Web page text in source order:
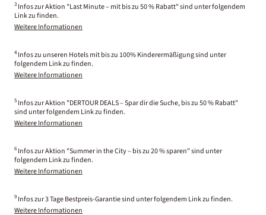
3 Infos zur Aktion "Last Minute – mit bis zu 50 % Rabatt" sind unter folgendem
Link zu finden.
Weitere Informationen
4 Infos zu unseren Hotels mit bis zu 100% Kinderermäßigung sind unter
folgendem Link zu finden.
Weitere Informationen
5 Infos zur Aktion "DERTOUR DEALS – Spar dir die Suche, bis zu 50 % Rabatt"
sind unter folgendem Link zu finden.
Weitere Informationen
6 Infos zur Aktion "Summer in the City – bis zu 20 % sparen" sind unter
folgendem Link zu finden.
Weitere Informationen
9 Infos zur 3 Tage Bestpreis-Garantie sind unter folgendem Link zu finden.
Weitere Informationen